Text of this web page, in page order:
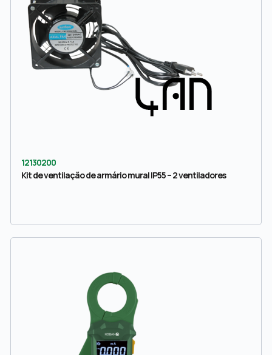
12130200
Kit de ventilação de armário mural IP55 – 2 ventiladores